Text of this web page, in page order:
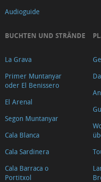
Audioguide
BUCHTEN UND STRÄNDE
La Grava
Primer Muntanyar
oder El Benissero
El Arenal
Segon Muntanyar
Cala Blanca
Cala Sardinera
Cala Barraca o
Portitxol